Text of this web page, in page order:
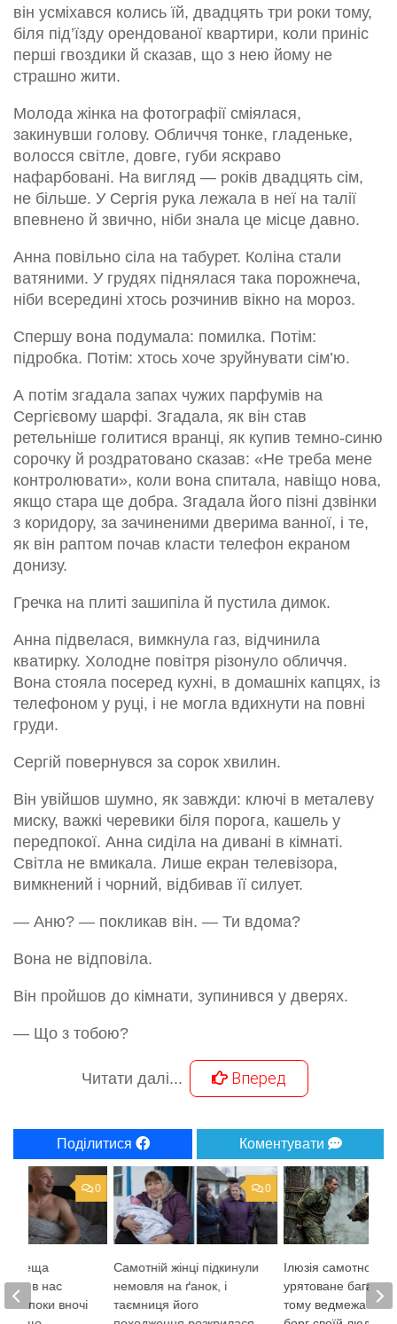
він усміхався колись їй, двадцять три роки тому,
біля під’їзду орендованої квартири, коли приніс
перші гвоздики й сказав, що з нею йому не
страшно жити.
Молода жінка на фотографії сміялася,
закинувши голову. Обличчя тонке, гладеньке,
волосся світле, довге, губи яскраво
нафарбовані. На вигляд — років двадцять сім,
не більше. У Сергія рука лежала в неї на талії
впевнено й звично, ніби знала це місце давно.
Анна повільно сіла на табурет. Коліна стали
ватяними. У грудях піднялася така порожнеча,
ніби всередині хтось розчинив вікно на мороз.
Спершу вона подумала: помилка. Потім:
підробка. Потім: хтось хоче зруйнувати сім’ю.
А потім згадала запах чужих парфумів на
Сергієвому шарфі. Згадала, як він став
ретельніше голитися вранці, як купив темно-синю
сорочку й роздратовано сказав: «Не треба мене
контролювати», коли вона спитала, навіщо нова,
якщо стара ще добра. Згадала його пізні дзвінки
з коридору, за зачиненими дверима ванної, і те,
як він раптом почав класти телефон екраном
донизу.
Гречка на плиті зашипіла й пустила димок.
Анна підвелася, вимкнула газ, відчинила
кватирку. Холодне повітря різонуло обличчя.
Вона стояла посеред кухні, в домашніх капцях, із
телефоном у руці, і не могла вдихнути на повні
груди.
Сергій повернувся за сорок хвилин.
Він увійшов шумно, як завжди: ключі в металеву
миску, важкі черевики біля порога, кашель у
передпокої. Анна сиділа на дивані в кімнаті.
Світла не вмикала. Лише екран телевізора,
вимкнений і чорний, відбивав її силует.
— Аню? — покликав він. — Ти вдома?
Вона не відповіла.
Він пройшов до кімнати, зупинився у дверях.
— Що з тобою?
Читати далі... Вперед
Поділитися Коментувати
0
Самотній жінці підкинули
немовля на ґанок, і
таємниця його
Ілюзія самотності:
урятоване багато
тому ведмежа
0
теща
в нас
аж поки вночі